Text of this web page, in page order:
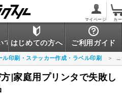
マイページ カ
てはじめての方へ ご利用ガイド
ル印刷・ステッカー作成・ラベル印刷
|家庭用プリンタで失敗し